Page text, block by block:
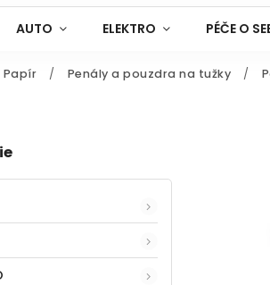
AUTO ELEKTRO PÉČE O
Papír / Penály a pouzdra na tužky /